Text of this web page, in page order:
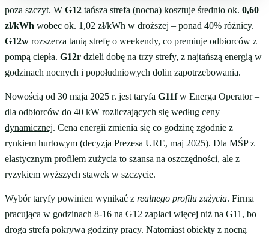
poza szczyt. W G12 tańsza strefa (nocna) kosztuje średnio ok. 0,60
zł/kWh wobec ok. 1,02 zł/kWh w droższej – ponad 40% różnicy.
G12w rozszerza tanią strefę o weekendy, co premiuje odbiorców z
pompą ciepła. G12r dzieli dobę na trzy strefy, z najtańszą energią w
godzinach nocnych i popołudniowych dolin zapotrzebowania.
Nowością od 30 maja 2025 r. jest taryfa G11fw Energa Operator –
dla odbiorców do 40 kW rozliczających się według ceny
dynamicznej. Cena energii zmienia się co godzinę zgodnie z
rynkiem hurtowym (decyzja Prezesa URE, maj 2025). Dla MŚP z
elastycznym profilem zużycia to szansa na oszczędności, ale z
ryzykiem wyższych stawek w szczycie.
Wybór taryfy powinien wynikać z realnego profilu zużycia. Firma
pracująca w godzinach 8-16 na G12 zapłaci więcej niż na G11, bo
droga strefa pokrywa godziny pracy. Natomiast obiekty z nocną